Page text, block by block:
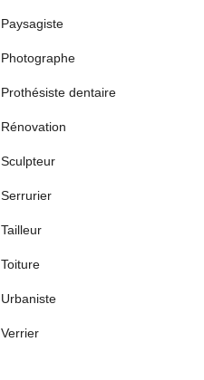
Paysagiste
Photographe
Prothésiste dentaire
Rénovation
Sculpteur
Serrurier
Tailleur
Toiture
Urbaniste
Verrier